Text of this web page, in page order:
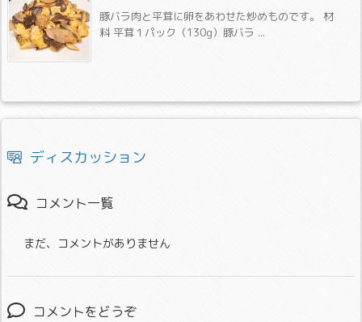
豚バラ肉と平茸に卵をあわせた炒めものです。 材
料 平茸１パック（130g）豚バラ ...
ディスカッション
コメント一覧
まだ、コメントがありません
コメントをどうぞ